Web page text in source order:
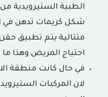
الطبية الستيرويدية
شكل كريمات تدهن في
متتالية يتم تطبيق
احتياج المريض وهذا
في حال كانت منطقة
لان المركبات